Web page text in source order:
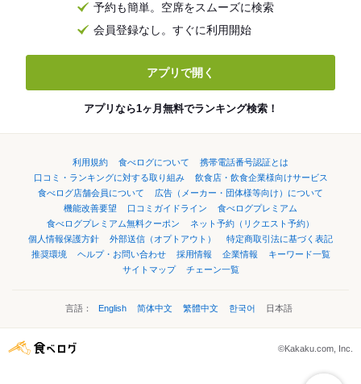
予約も簡単。空席をスムーズに検索
会員登録なし。すぐに利用開始
アプリで開く
アプリなら1ヶ月無料でランキング検索！
利用規約 食べログについて
携帯電話番号認証とは
口コミ・ランキングに対する取り組み
飲食店・飲食企業様向けサービス
食べログ店舗会員について
広告（メーカー・団体様等向け）について
機能改善要望
口コミガイドライン
食べログプレミアム
食べログプレミアム無料クーポン
ネット予約（リクエスト予約）
個人情報保護方針
外部送信（オプトアウト）
特定商取引法に基づく表記
推奨環境
ヘルプ・お問い合わせ 採用情報 企業情報
キーワード一覧
サイトマップ
チェーン一覧
言語： English 简体中文 繁體中文 한국어 日本語
©Kakaku.com, Inc.